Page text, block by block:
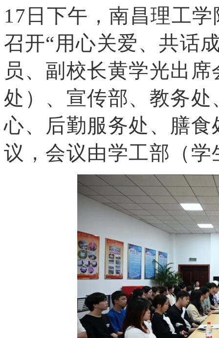
17日下午，南昌理工
召开“用心关爱、共话
员、副校长黄学光出
处）、宣传部、教务
心、后勤服务处、膳
议，会议由学工部（